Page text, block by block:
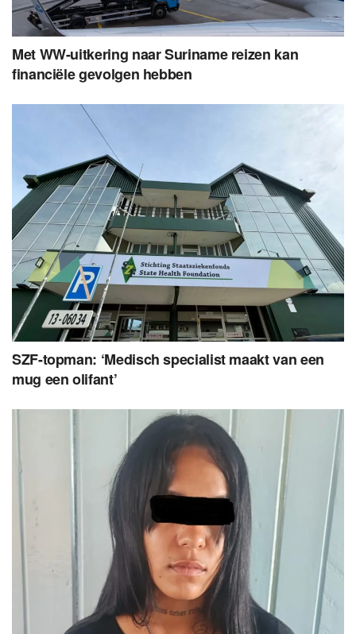
Met WW-uitkering naar Suriname reizen kan
financiële gevolgen hebben
SZF-topman: ‘Medisch specialist maakt van een
mug een olifant’